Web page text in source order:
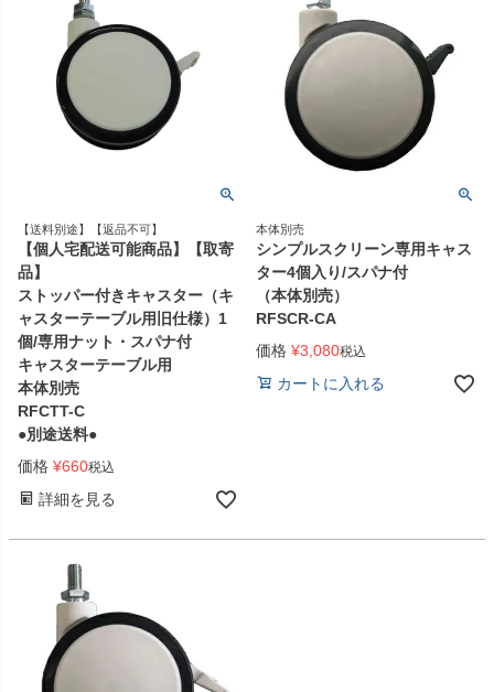
【送料別途】【返品不可】
【個人宅配送可能商品】【取寄
品】
ストッパー付きキャスター（キ
ャスターテーブル用旧仕様）1
個/専用ナット・スパナ付
キャスターテーブル用
本体別売
RFCTT-C
●別途送料●
価格 ¥660税込
詳細を見る
本体別売
シンプルスクリーン専用キャス
ター4個入り/スパナ付
（本体別売）
RFSCR-CA
価格 ¥3,080税込
カートに入れる